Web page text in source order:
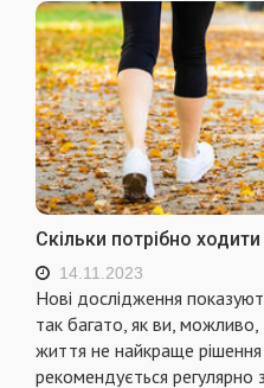
Скільки потрібно
14.11.2023
Нові дослідження
так багато, як ви,
життя не найкраще
рекомендується регулярно